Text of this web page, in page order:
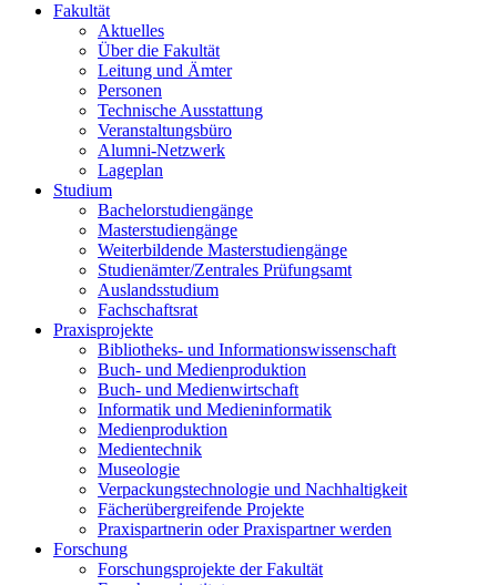
Fakultät
Aktuelles
Über die Fakultät
Leitung und Ämter
Personen
Technische Ausstattung
Veranstaltungsbüro
Alumni-Netzwerk
Lageplan
Studium
Bachelorstudiengänge
Masterstudiengänge
Weiterbildende Masterstudiengänge
Studienämter/Zentrales Prüfungsamt
Auslandsstudium
Fachschaftsrat
Praxisprojekte
Bibliotheks- und Informationswissenschaft
Buch- und Medienproduktion
Buch- und Medienwirtschaft
Informatik und Medieninformatik
Medienproduktion
Medientechnik
Museologie
Verpackungstechnologie und Nachhaltigkeit
Fächerübergreifende Projekte
Praxispartnerin oder Praxispartner werden
Forschung
Forschungsprojekte der Fakultät